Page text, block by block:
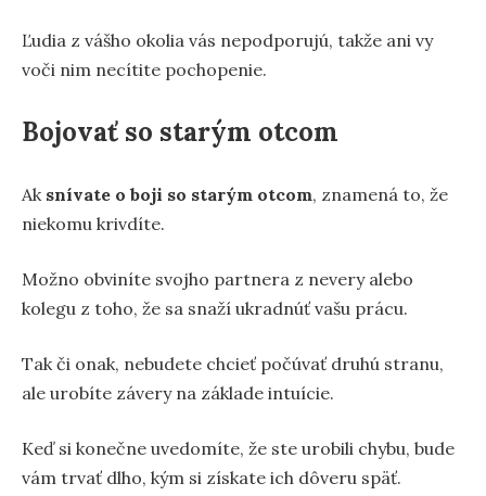
Ľudia z vášho okolia vás nepodporujú, takže ani vy
voči nim necítite pochopenie.
Bojovať so starým otcom
Ak snívate o boji so starým otcom, znamená to, že
niekomu krivdíte.
Možno obviníte svojho partnera z nevery alebo
kolegu z toho, že sa snaží ukradnúť vašu prácu.
Tak či onak, nebudete chcieť počúvať druhú stranu,
ale urobíte závery na základe intuície.
Keď si konečne uvedomíte, že ste urobili chybu, bude
vám trvať dlho, kým si získate ich dôveru späť.